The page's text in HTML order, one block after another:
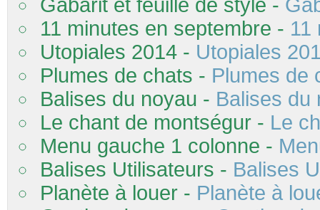
Gabarit et feuille de style -
11 minutes en septembre - 11
Utopiales 2014 - Utopiales
Plumes de chats - Plumes de
Balises du noyau - Balises du
Le chant de montségur - Le
Menu gauche 1 colonne -
Balises Utilisateurs - Balises
Planète à louer - Planète à